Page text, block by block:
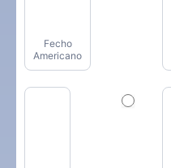
Fecho
Americano